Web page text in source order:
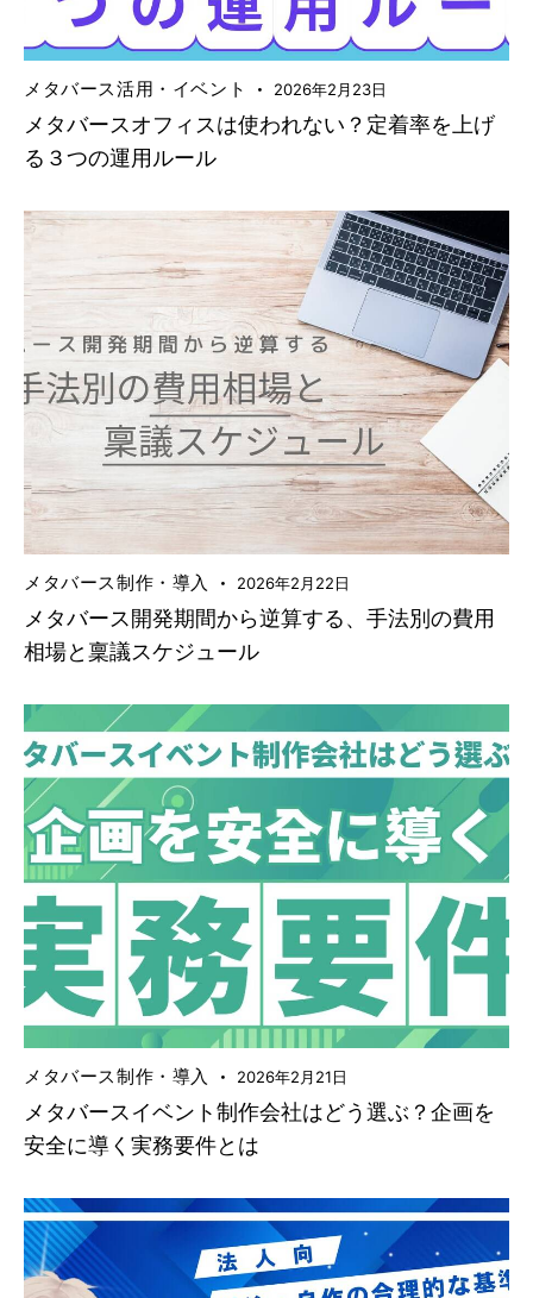
メタバース活用・イベント 2026年2月23日
メタバースオフィスは使われない？定着率を上げ
る３つの運用ルール
メタバース制作・導入 2026年2月22日
メタバース開発期間から逆算する、手法別の費用
相場と稟議スケジュール
メタバース制作・導入 2026年2月21日
メタバースイベント制作会社はどう選ぶ？企画を
安全に導く実務要件とは